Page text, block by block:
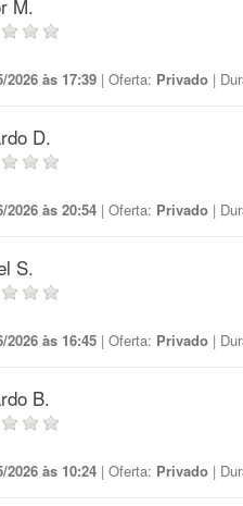
M.
2026 às 17:39 | Oferta: Privado |
D.
2026 às 20:54 | Oferta: Privado |
S.
2026 às 16:45 | Oferta: Privado |
B.
2026 às 10:24 | Oferta: Privado |